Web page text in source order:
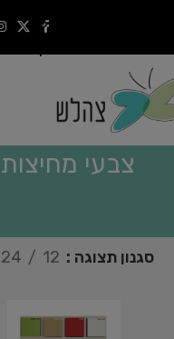
Skip to navigation
צבעי מחיצות
סגנון תצוגה 12
24